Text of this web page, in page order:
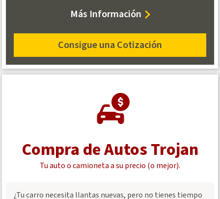
Más Informaciónabout
Insurance
Consigue una Cotización
for
Trojan
Auto
Compra de Autos Trojan
Tu auto o camioneta a su precio (o mejor).
¿Tu carro necesita llantas nuevas, pero no tienes tiempo